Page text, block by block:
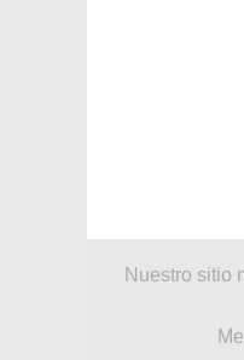
Nuestro sitio